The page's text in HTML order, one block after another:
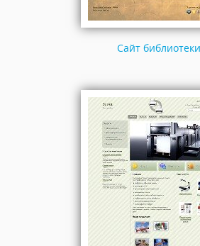
Сайт библиотеки